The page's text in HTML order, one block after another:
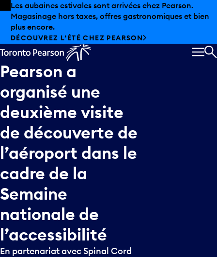
Skip to offers
Passer au contenu principal
Les aubaines estivales sont arrivées chez Pearson.
Magasinage hors taxes, offres gastronomiques et bien
plus encore.
DÉCOUVREZ L’ÉTÉ CHEZ PEARSON
Pearson a
organisé une
deuxième visite
de découverte de
l’aéroport dans le
cadre de la
Semaine
nationale de
l’accessibilité
En partenariat avec Spinal Cord